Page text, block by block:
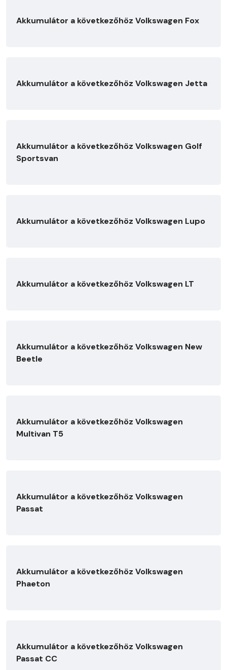
Akkumulátor a következőhöz Volkswagen Fox
Akkumulátor a következőhöz Volkswagen Jetta
Akkumulátor a következőhöz Volkswagen Golf
Sportsvan
Akkumulátor a következőhöz Volkswagen Lupo
Akkumulátor a következőhöz Volkswagen LT
Akkumulátor a következőhöz Volkswagen New
Beetle
Akkumulátor a következőhöz Volkswagen
Multivan T5
Akkumulátor a következőhöz Volkswagen
Passat
Akkumulátor a következőhöz Volkswagen
Phaeton
Akkumulátor a következőhöz Volkswagen
Passat CC